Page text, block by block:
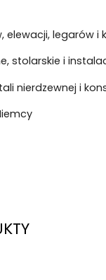
legarów i
stolarskie i
nierdzewnej i